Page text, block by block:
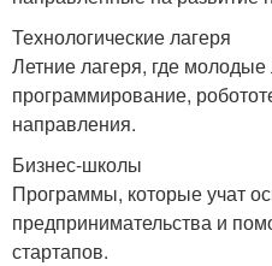
Технологические лагеря
Летние лагеря, где молодые
программирование,
направления.
Бизнес-школы
Программы, которые учат
предпринимательства и
стартапов.